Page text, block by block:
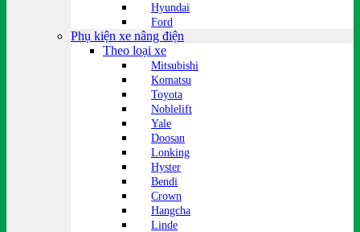
Hyundai
Ford
Phụ kiện xe nâng điện
Theo loại xe
Mitsubishi
Komatsu
Toyota
Noblelift
Yale
Doosan
Lonking
Hyster
Bendi
Crown
Hangcha
Linde